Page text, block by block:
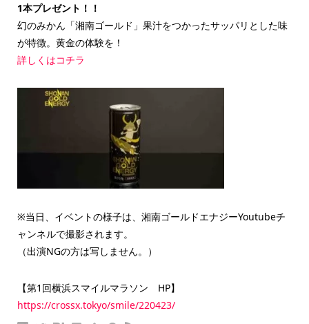
1本プレゼント！！
幻のみかん「湘南ゴールド」果汁をつかったサッパリとした味
が特徴。黄金の体験を！
詳しくはコチラ
※当日、イベントの様子は、湘南ゴールドエナジーYoutubeチ
ャンネルで撮影されます。
（出演NGの方は写しません。）
【第1回横浜スマイルマラソン HP】
https://crossx.tokyo/smile/220423/